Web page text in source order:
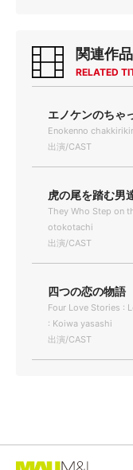
関連作品
RELATED
エノケンのちゃ
Enokenno
出演/CAST
虎の尾を踏む男
They Who Step on
otokotachi
出演/CAST
四つの恋の物
Four Love Stories :
: Koiwa yasashi
出演/CAST